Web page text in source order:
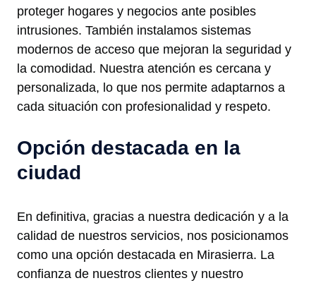
proteger hogares y negocios ante posibles
intrusiones. También instalamos sistemas
modernos de acceso que mejoran la seguridad y
la comodidad. Nuestra atención es cercana y
personalizada, lo que nos permite adaptarnos a
cada situación con profesionalidad y respeto.
Opción destacada en la
ciudad
En definitiva, gracias a nuestra dedicación y a la
calidad de nuestros servicios, nos posicionamos
como una opción destacada en Mirasierra. La
confianza de nuestros clientes y nuestro